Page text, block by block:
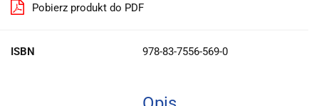
Pobierz produkt do PDF
ISBN 978-83-7556-569-0